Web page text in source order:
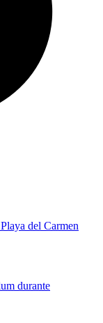
del Carmen
durante